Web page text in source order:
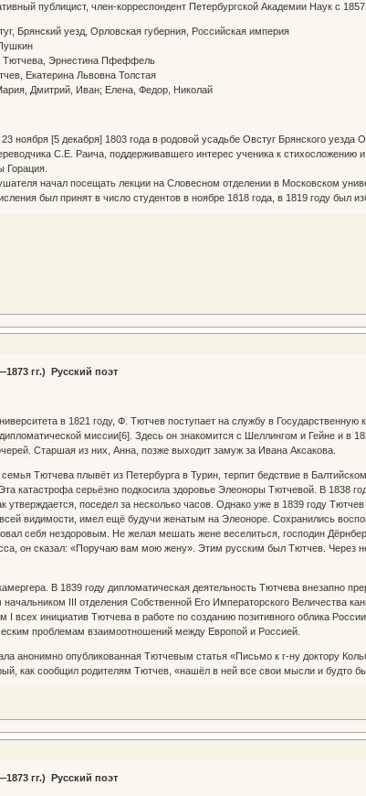
публицист, член-корреспондент Петербургской Академии Наук с
Брянский уезд, Орловская губерния, Российская империя
Эрнестина Пфеффель
Екатерина Львовна Толстая
Дмитрий, Иван; Елена, Федор, Николай
ноября [5 декабря] 1803 года в родовой усадьбе Овстуг Брянского
С.Е. Раича, поддерживавшего интерес ученика к
Горация.
начал посещать лекции на Словесном отделении в Московском
был принят в число студентов в ноябре 1818 года, в 1819 году был
гг.) Русский поэт
в 1821 году, Ф. Тютчев поступает на службу в
миссии[6]. Здесь он знакомится с Шеллингом и Гейне и в
Старшая из них, Анна, позже выходит замуж за Ивана Аксакова.
Тютчева плывёт из Петербурга в Турин, терпит бедствие в
катастрофа серьёзно подкосила здоровье Элеоноры Тютчевой. В 1838
утверждается, поседел за несколько часов. Однако уже в 1839 году
видимости, имел ещё будучи женатым на Элеоноре. Сохранились
себя нездоровым. Не желая мешать жене веселиться, господин
он сказал: «Поручаю вам мою жену». Этим русским был Тютчев. Через
В 1839 году дипломатическая деятельность Тютчева внезапно
III отделения Собственной Его Императорского Величества
I всех инициатив Тютчева в работе по созданию позитивного облика
проблемам взаимоотношений между Европой и Россией.
анонимно опубликованная Тютчевым статья «Письмо к г-ну доктору
как сообщил родителям Тютчев, «нашёл в ней все свои мысли и будто
гг.) Русский поэт